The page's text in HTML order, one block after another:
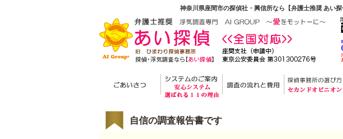
神奈川県座間市の探偵社・興信所なら【弁護士推奨 あい
自信の調査報告書です